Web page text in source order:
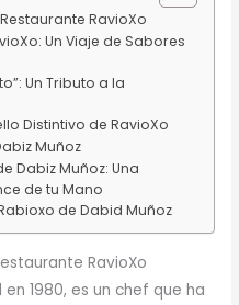
RavioXo
Un Viaje de Sabores
Un Tributo a la
Distintivo de RavioXo
Muñoz
Dabiz Muñoz: Una
de tu Mano
de Dabid Muñoz
RavioXo
1980, es un chef que ha